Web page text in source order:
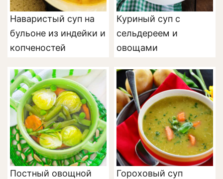
Наваристый суп на
бульоне из индейки и
копченостей
Куриный суп с
сельдереем и
овощами
Постный овощной
Гороховый суп